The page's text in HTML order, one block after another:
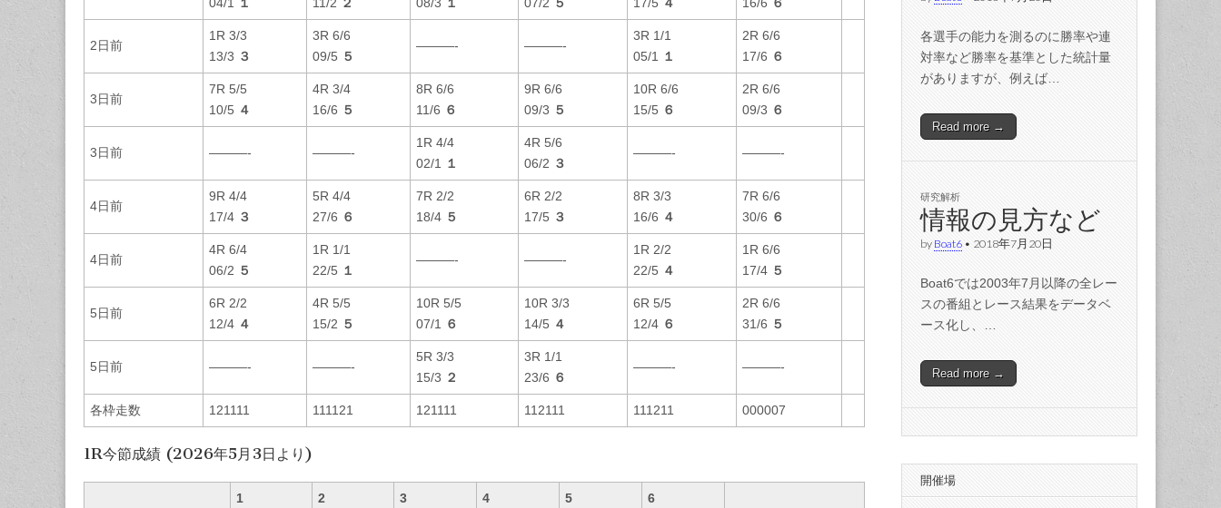
2日前
1R 3/3
13/3 ３
3R 6/6
09/5 ５
———- ———-
3R 1/1
05/1
１
2R 6/6
17/6 ６
3日前
7R 5/5
10/5 ４
4R 3/4
16/6 ５
8R 6/6
11/6 ６
9R 6/6
09/3 ５
10R 6/6
15/5 ６
2R 6/6
09/3 ６
3日前 ———- ———-
1R 4/4
02/1
１
4R 5/6
06/2 ３
———- ———-
4日前
9R 4/4
17/4 ３
5R 4/4
27/6 ６
7R 2/2
18/4 ５
6R 2/2
17/5 ３
8R 3/3
16/6 ４
7R 6/6
30/6 ６
4日前
4R 6/4
06/2 ５
1R 1/1
22/5 １
———- ———-
1R 2/2
22/5 ４
1R 6/6
17/4 ５
5日前
6R 2/2
12/4 ４
4R 5/5
15/2 ５
10R 5/5
07/1
６
10R 3/3
14/5 ４
6R 5/5
12/4 ６
2R 6/6
31/6 ５
5日前 ———- ———-
5R 3/3
15/3 ２
3R 1/1
23/6 ６
———- ———-
各枠走数 121111 111121 121111 112111 111211 000007
1R今節成績 (2026年5月3日より)
1 2 3 4 5 6
各選手の能力を測るのに勝率や連
対率など勝率を基準とした統計量
がありますが、例えば…
Read more →
研究解析
情報の見方など
by Boat6 • 2018年7月20日
Boat6では2003年7月以降の全レー
スの番組とレース結果をデータベ
ース化し、…
Read more →
開催場